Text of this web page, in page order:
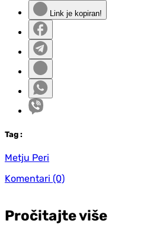
Link je kopiran!
Tag :
Metju Peri
Komentari (0)
Pročitajte više